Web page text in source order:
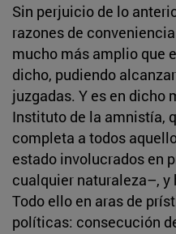
Sin perjuicio de lo
razones de
mucho más amplio que
dicho, pudiendo
juzgadas. Y es en dicho
Instituto de la amnistía,
completa a todos
estado involucrados en
cualquier naturaleza–, y
Todo ello en aras de
políticas: consecución